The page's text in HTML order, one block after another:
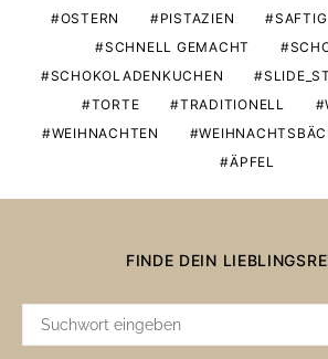
OSTERN
PISTAZIEN SAFTIG
SCHNELL GEMACHT
SCHOKOLADENKUCHEN
TORTE
TRADITIONELL
WEIHNACHTEN
ÄPFEL
FINDE DEIN
SUCHE